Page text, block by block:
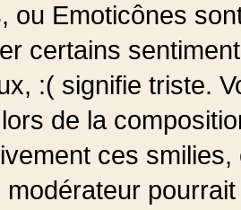
ou Emoticônes
certains
:( signifie triste.
de la
ces
modérateur